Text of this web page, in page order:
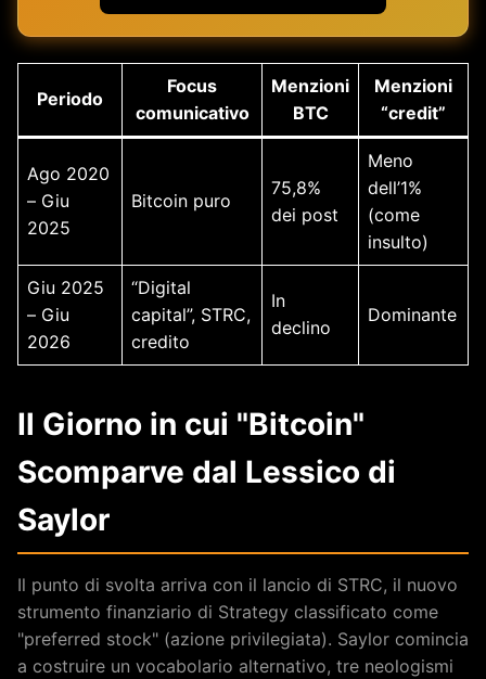
Periodo
Focus
comunicativo
Menzioni
BTC
Menzioni
“credit”
Ago 2020
– Giu
2025
Bitcoin puro
75,8%
dei post
Meno
dell’1%
(come
insulto)
Giu 2025
– Giu
2026
“Digital
capital”, STRC,
credito
In
declino
Dominante
Il Giorno in cui "Bitcoin"
Scomparve dal Lessico di
Saylor
Il punto di svolta arriva con il lancio di STRC, il nuovo
strumento finanziario di Strategy classificato come
"preferred stock" (azione privilegiata). Saylor comincia
a costruire un vocabolario alternativo, tre neologismi